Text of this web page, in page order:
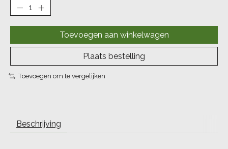
Toevoegen aan winkelwagen
Plaats bestelling
Toevoegen om te vergelijken
Beschrijving